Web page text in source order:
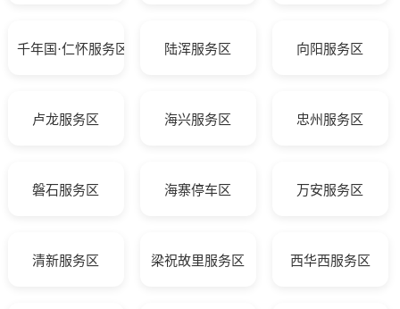
千年国·仁怀服务区 陆浑服务区 向阳服务区
卢龙服务区 海兴服务区 忠州服务区
磐石服务区 海寨停车区 万安服务区
清新服务区 梁祝故里服务区 西华西服务区